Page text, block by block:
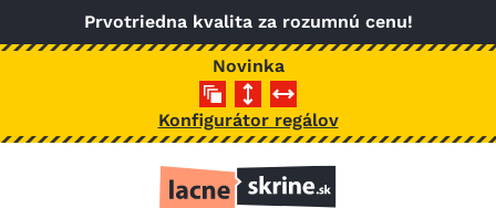
Skočiť na hlavný obsah
Prvotriedna kvalita za rozumnú cenu!
Novinka
Konfigurátor regálov